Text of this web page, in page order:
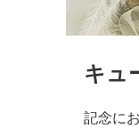
キュ
記念に